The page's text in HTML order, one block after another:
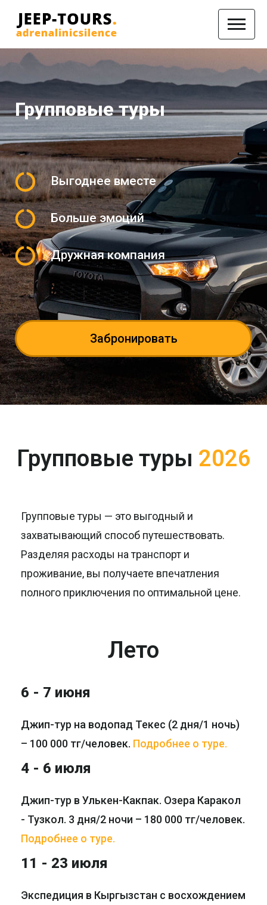
Групповые туры
Выгоднее вместе
Больше эмоций
Дружная компания
Забронировать
Групповые туры 2026
Групповые туры — это выгодный и
захватывающий способ путешествовать.
Разделяя расходы на транспорт и
проживание, вы получаете впечатления
полного приключения по оптимальной цене.
Лето
6 - 7 июня
Джип-тур на водопад Текес (2 дня/1 ночь)
– 100 000 тг/человек. Подробнее о туре.
4 - 6 июля
Джип-тур в Улькен-Какпак. Озера Каракол
- Тузкол. 3 дня/2 ночи – 180 000 тг/человек.
Подробнее о туре.
11 - 23 июля
Экспедиция в Кыргызстан с восхождением